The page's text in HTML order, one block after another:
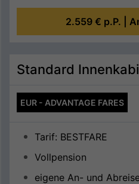
2.559 € p.P. |
Standard
EUR - ADVANTAGE FARES
Tarif: BESTFARE
Vollpension
eigene An- und